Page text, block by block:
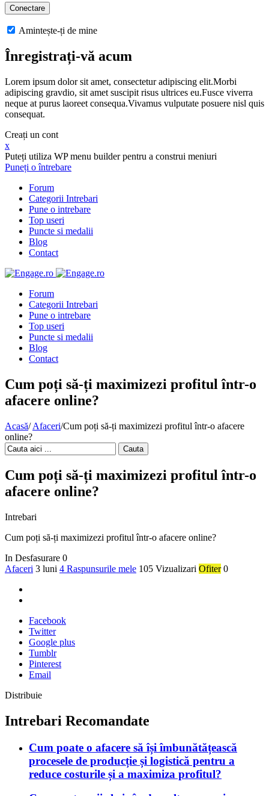
Amintește-ți de mine
Înregistrați-vă acum
Lorem ipsum dolor sit amet, consectetur adipiscing elit.Morbi
adipiscing gravdio, sit amet suscipit risus ultrices eu.Fusce viverra
neque at purus laoreet consequa.Vivamus vulputate posuere nisl quis
consequat.
Creați un cont
x
Puteți utiliza WP menu builder pentru a construi meniuri
Puneți o întrebare
Forum
Categorii Intrebari
Pune o intrebare
Top useri
Puncte si medalii
Blog
Contact
Forum
Categorii Intrebari
Pune o intrebare
Top useri
Puncte si medalii
Blog
Contact
Cum poți să-ți maximizezi profitul într-o
afacere online?
Acasă/ Afaceri/Cum poți să-ți maximizezi profitul într-o afacere
online?
Cauta
Cum poți să-ți maximizezi profitul într-o
afacere online?
Intrebari
Cum poți să-ți maximizezi profitul într-o afacere online?
In Desfasurare 0
Afaceri 3 luni 4 Raspunsurile mele 105 Vizualizari Ofiter 0
Facebook
Twitter
Google plus
Tumblr
Pinterest
Email
Distribuie
Intrebari Recomandate
Cum poate o afacere să își îmbunătățească
procesele de producție și logistică pentru a
reduce costurile și a maximiza profitul?